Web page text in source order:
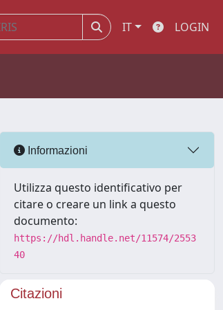
IT LOGIN
Informazioni
Utilizza questo identificativo per
citare o creare un link a questo
documento:
https://hdl.handle.net/11574/2553
40
Citazioni